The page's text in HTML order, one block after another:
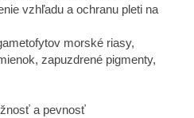
vzhľadu a ochranu pleti na
morské riasy,
zapuzdrené pigmenty,
a pevnosť